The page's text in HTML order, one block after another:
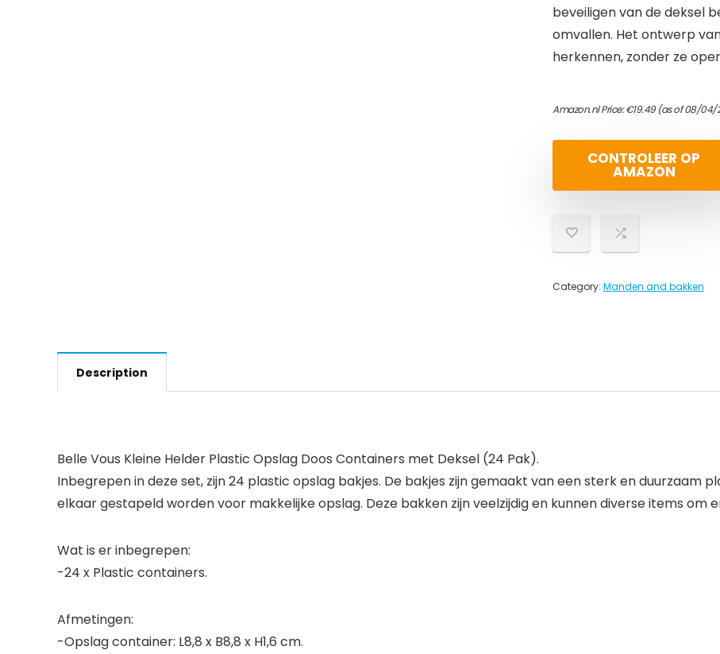
beveiligen van de deksel
omvallen. Het ontwerp
herkennen, zonder ze
Amazon.nl Price:€19.49(as of 08/04/
CONTROLEER OP
AMAZON
Category: Manden and bakken
Description
Belle Vous Kleine Helder Plastic Opslag Doos Containers met Deksel (24 Pak).
Inbegrepen in deze set, zijn 24 plastic opslag bakjes. De bakjes zijn gemaakt van een sterk en duurzaam
elkaar gestapeld worden voor makkelijke opslag. Deze bakken zijn veelzijdig en kunnen diverse items om
Wat is er inbegrepen:
-24 x Plastic containers.
Afmetingen:
-Opslag container: L8,8 x B8,8 x H1,6 cm.